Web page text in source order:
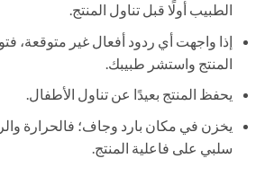
الطبيب أولًا قبل تناول المنتج.
إذا واجهت أي ردود أفعال غير متوقعة،
المنتج واستشر طبيبك.
يحفظ المنتج بعيدًا عن تناول الأطفال.
يخزن في مكان بارد وجاف؛ فالحرارة
سلبي على فاعلية المنتج.